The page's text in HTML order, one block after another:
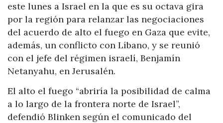
este lunes a Israel en la que es su octava gira
por la región para relanzar las negociaciones
del acuerdo de alto el fuego en Gaza que evite,
además, un conflicto con Líbano, y se reunió
con el jefe del régimen israelí, Benjamín
Netanyahu, en Jerusalén.
El alto el fuego “abriría la posibilidad de calma
a lo largo de la frontera norte de Israel”,
defendió Blinken según el comunicado del